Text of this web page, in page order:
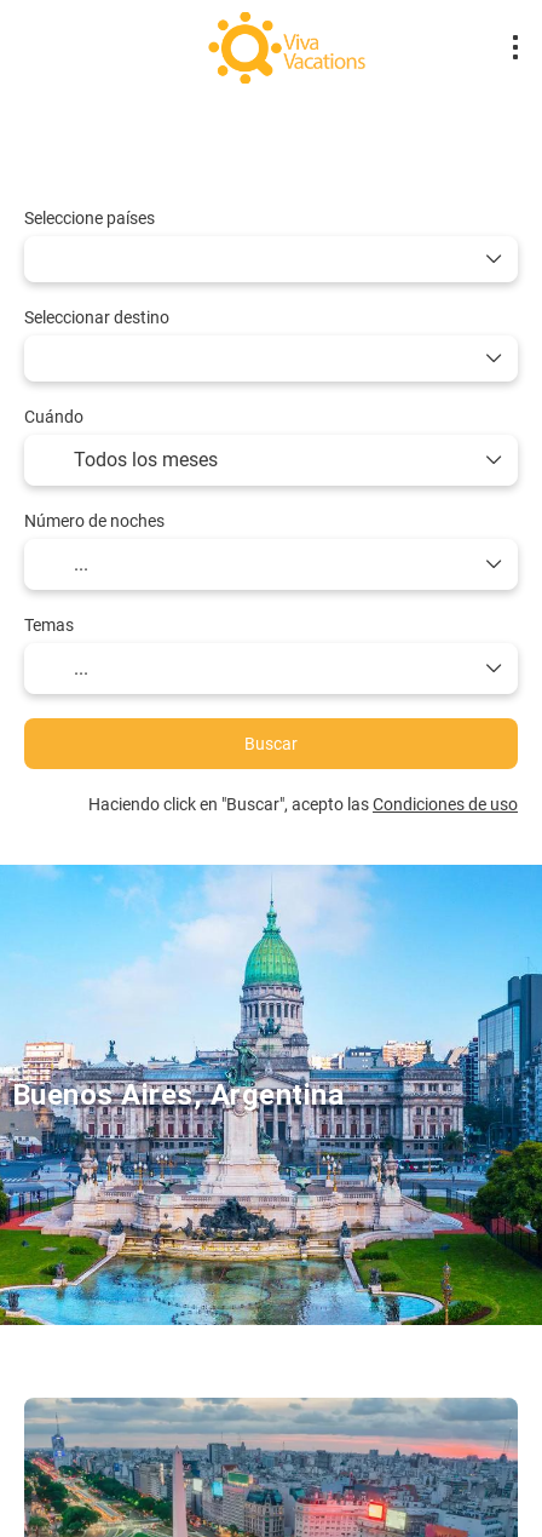
Buenos Aires, Argentina
Seleccione países
Seleccionar destino
Cuándo
Número de noches
Temas
Buscar
Haciendo click en "Buscar", acepto lasCondiciones de uso